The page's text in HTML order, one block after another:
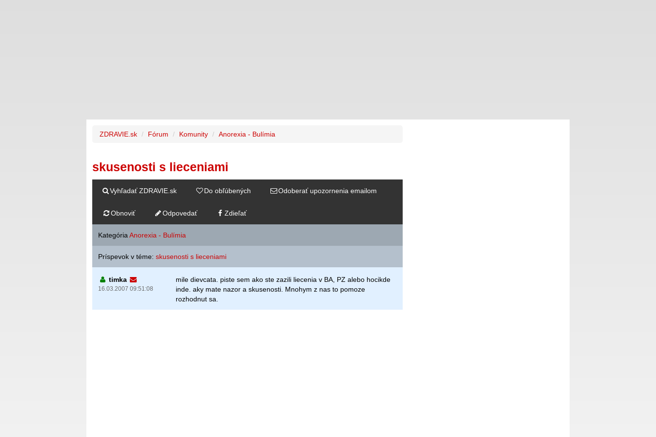
ZDRAVIE.sk Fórum Komunity Anorexia - Bulímia
skusenosti s lieceniami
Vyhľadať ZDRAVIE.sk Do obľúbených Odoberať upozornenia emailom
Obnoviť Odpovedať Zdieľať
Kategória Anorexia - Bulímia
Príspevok v téme: skusenosti s lieceniami
timka
16.03.2007 09:51:08
mile dievcata. piste sem ako ste zazili liecenia v BA, PZ alebo hocikde
inde. aky mate nazor a skusenosti. Mnohym z nas to pomoze
rozhodnut sa.